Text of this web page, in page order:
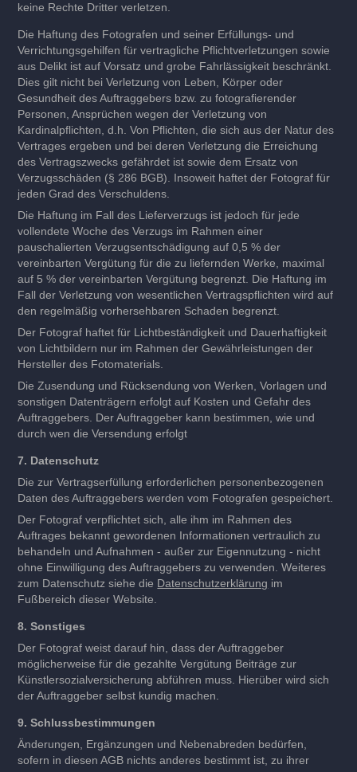
keine Rechte Dritter verletzen.
Die Haftung des Fotografen und seiner Erfüllungs- und
Verrichtungsgehilfen für vertragliche Pflichtverletzungen sowie
aus Delikt ist auf Vorsatz und grobe Fahrlässigkeit beschränkt.
Dies gilt nicht bei Verletzung von Leben, Körper oder
Gesundheit des Auftraggebers bzw. zu fotografierender
Personen, Ansprüchen wegen der Verletzung von
Kardinalpflichten, d.h. Von Pflichten, die sich aus der Natur des
Vertrages ergeben und bei deren Verletzung die Erreichung
des Vertragszwecks gefährdet ist sowie dem Ersatz von
Verzugsschäden (§ 286 BGB). Insoweit haftet der Fotograf für
jeden Grad des Verschuldens.
Die Haftung im Fall des Lieferverzugs ist jedoch für jede
vollendete Woche des Verzugs im Rahmen einer
pauschalierten Verzugsentschädigung auf 0,5 % der
vereinbarten Vergütung für die zu liefernden Werke, maximal
auf 5 % der vereinbarten Vergütung begrenzt. Die Haftung im
Fall der Verletzung von wesentlichen Vertragspflichten wird auf
den regelmäßig vorhersehbaren Schaden begrenzt.
Der Fotograf haftet für Lichtbeständigkeit und Dauerhaftigkeit
von Lichtbildern nur im Rahmen der Gewährleistungen der
Hersteller des Fotomaterials.
Die Zusendung und Rücksendung von Werken, Vorlagen und
sonstigen Datenträgern erfolgt auf Kosten und Gefahr des
Auftraggebers. Der Auftraggeber kann bestimmen, wie und
durch wen die Versendung erfolgt
7. Datenschutz
Die zur Vertragserfüllung erforderlichen personenbezogenen
Daten des Auftraggebers werden vom Fotografen gespeichert.
Der Fotograf verpflichtet sich, alle ihm im Rahmen des
Auftrages bekannt gewordenen Informationen vertraulich zu
behandeln und Aufnahmen - außer zur Eigennutzung - nicht
ohne Einwilligung des Auftraggebers zu verwenden. Weiteres
zum Datenschutz siehe die Datenschutzerklärung im
Fußbereich dieser Website.
8. Sonstiges
Der Fotograf weist darauf hin, dass der Auftraggeber
möglicherweise für die gezahlte Vergütung Beiträge zur
Künstlersozialversicherung abführen muss. Hierüber wird sich
der Auftraggeber selbst kundig machen.
9. Schlussbestimmungen
Änderungen, Ergänzungen und Nebenabreden bedürfen,
sofern in diesen AGB nichts anderes bestimmt ist, zu ihrer